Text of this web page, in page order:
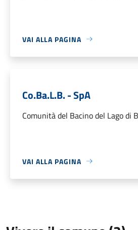
VAI ALLA PAGINA
Co.Ba.L.B. - SpA
Comunità del Bacino del Lago di
VAI ALLA PAGINA